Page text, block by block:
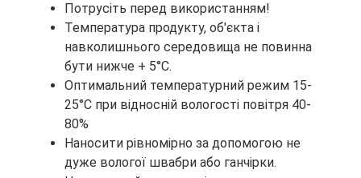
Потрусіть перед використанням!
Температура продукту, об'єкта і
навколишнього середовища не повинна
бути нижче + 5°C.
Оптимальний температурний режим 15-
25°C при відносній вологості повітря 40-
80%
Наносити рівномірно за допомогою не
дуже вологої швабри або ганчірки.